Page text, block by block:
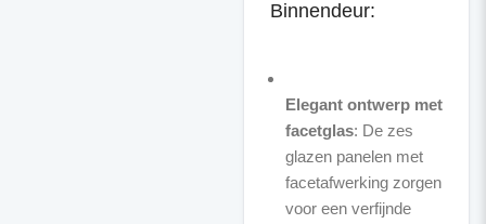
Binnendeur:
Elegant ontwerp met
facetglas: De zes
glazen panelen met
facetafwerking zorgen
voor een verfijnde